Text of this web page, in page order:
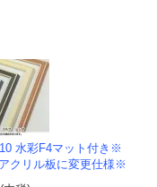
水彩F4マット付き※
クリル板に変更仕様※